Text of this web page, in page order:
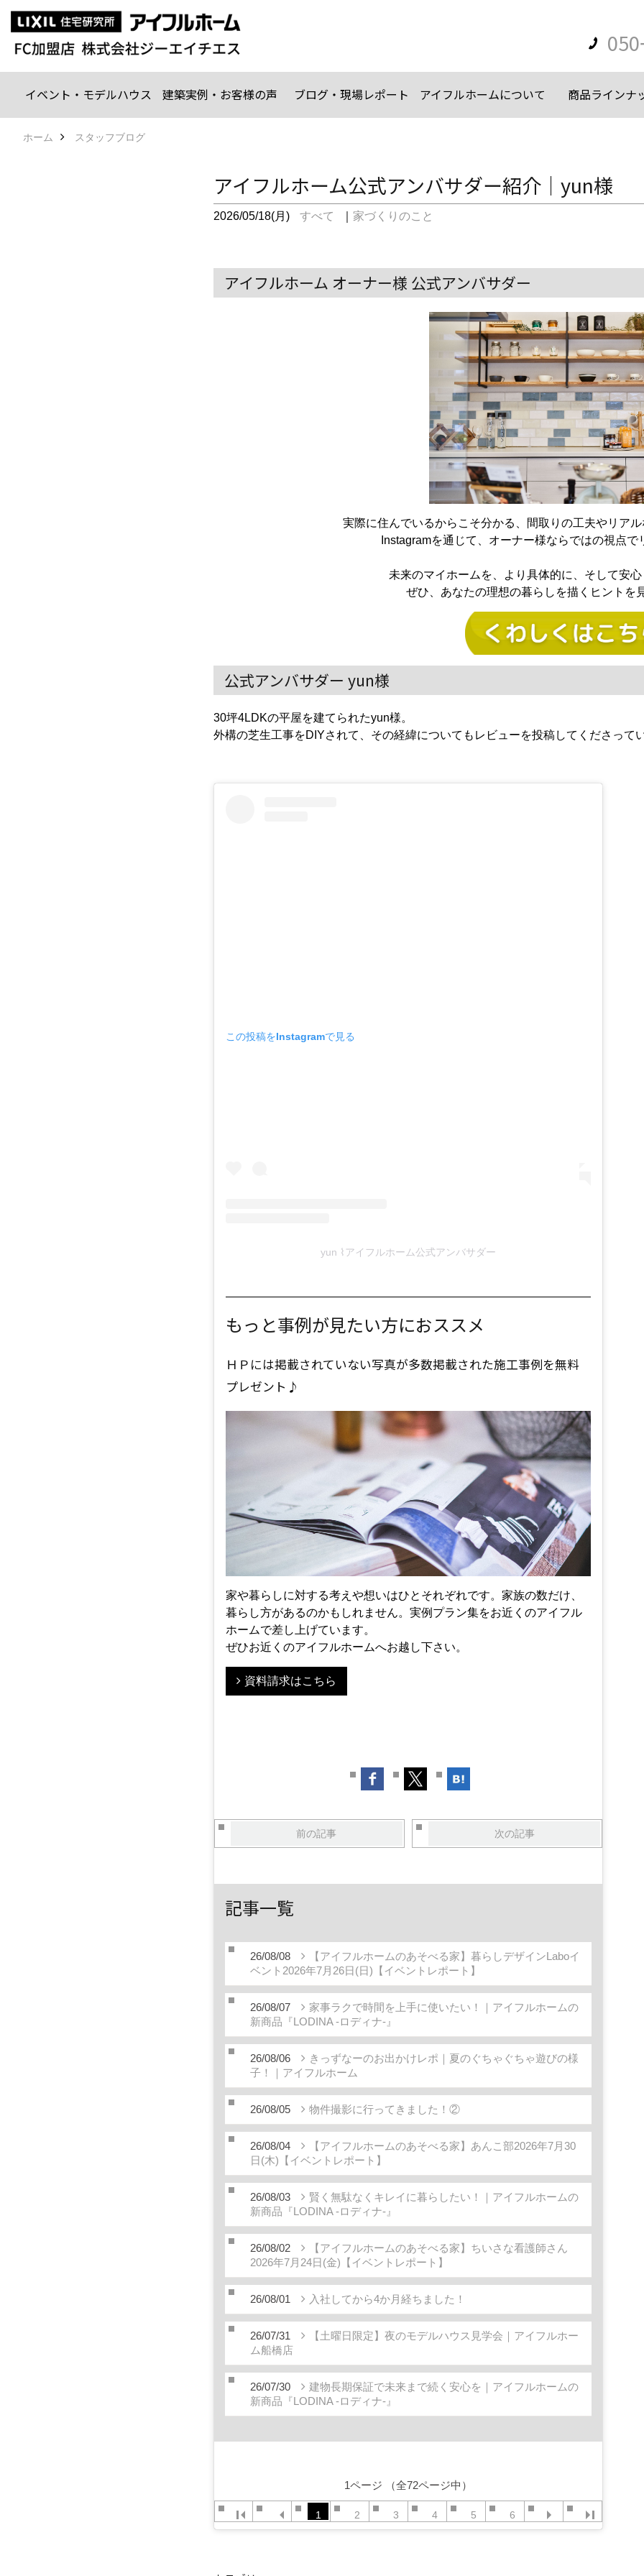
イベント・モデルハウス 建築実例・お客様の声 ブログ・現場レポート アイフルホームについて 商品ラインナ
ホーム スタッフブログ
アイフルホーム公式アンバサダー紹介｜yun様
2026/05/18(月) すべて 家づくりのこと
アイフルホーム オーナー様 公式アンバサダー
実際に住んでいるからこそ分かる、間取りの工夫やリア
Instagramを通じて、オーナー様ならではの視点
未来のマイホームを、より具体的に、そして安
ぜひ、あなたの理想の暮らしを描くヒントを
公式アンバサダー yun様
30坪4LDKの平屋を建てられたyun様。
外構の芝生工事をDIYされて、その経緯についてもレビューを投稿してくださって
この投稿をInstagramで見る
yun ⌇アイフルホーム公式アンバサダー
もっと事例が見たい方におススメ
ＨＰには掲載されていない写真が多数掲載された施工事例を無料
プレゼント♪
家や暮らしに対する考えや想いはひとそれぞれです。家族の数だけ、
暮らし方があるのかもしれません。実例プラン集をお近くのアイフル
ホームで差し上げています。
ぜひお近くのアイフルホームへお越し下さい。
資料請求はこちら
前の記事 次の記事
記事一覧
26/08/08
【アイフルホームのあそべる家】暮らしデザインLaboイ
ベント2026年7月26日(日)【イベントレポート】
26/08/07
家事ラクで時間を上手に使いたい！｜アイフルホームの
新商品『LODINA -ロディナ-』
26/08/06
きっずなーのお出かけレポ｜夏のぐちゃぐちゃ遊びの様
子！｜アイフルホーム
26/08/05 物件撮影に行ってきました！②
26/08/04
【アイフルホームのあそべる家】あんこ部2026年7月30
日(木)【イベントレポート】
26/08/03
賢く無駄なくキレイに暮らしたい！｜アイフルホームの
新商品『LODINA -ロディナ-』
26/08/02
【アイフルホームのあそべる家】ちいさな看護師さん
2026年7月24日(金)【イベントレポート】
26/08/01 入社してから4か月経ちました！
26/07/31
【土曜日限定】夜のモデルハウス見学会｜アイフルホー
ム船橋店
26/07/30
建物長期保証で未来まで続く安心を｜アイフルホームの
新商品『LODINA -ロディナ-』
1ページ （全72ページ中）
1 2 3 4 5 6